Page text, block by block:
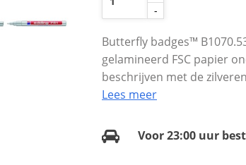
-
Butterfly badges™
gelamineerd FSC papier
beschrijven met de
Lees meer
Voor 23:00 uur